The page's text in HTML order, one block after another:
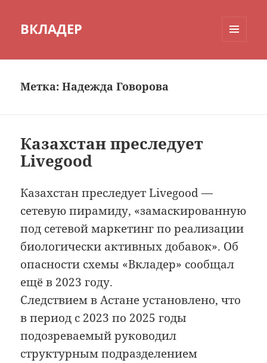
ВКЛАДЕР
Метка:Надежда Говорова
Казахстан преследует
Livegood
Казахстан преследует Livegood —
сетевую пирамиду, «замаскированную
под сетевой маркетинг по реализации
биологически активных добавок». Об
опасности схемы «Вкладер» сообщал
ещё в 2023 году.
Следствием в Астане установлено, что
в период с 2023 по 2025 годы
подозреваемый руководил
структурным подразделением